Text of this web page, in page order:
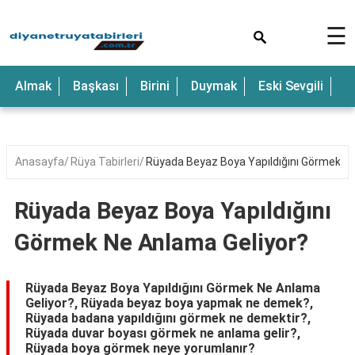
Anne
Bebek
Çocuk
Deniz
Düğün
Erkek
Eski
☰
Almak Başkası Birini Duymak Eski Sevgili
Anasayfa Rüya Tabirleri Rüyada Beyaz Boya Yapıldığını Görmek
Rüyada Beyaz Boya Yapıldığını
Görmek Ne Anlama Geliyor?
Rüyada Beyaz Boya Yapıldığını Görmek Ne Anlama
Geliyor?, Rüyada beyaz boya yapmak ne demek?,
Rüyada badana yapıldığını görmek ne demektir?,
Rüyada duvar boyası görmek ne anlama gelir?,
Rüyada boya görmek neye yorumlanır?